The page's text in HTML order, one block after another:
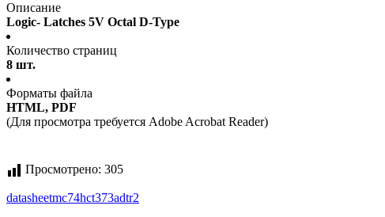
Описание
Logic- Latches 5V Octal D-Type
Количество страниц
8 шт.
Форматы файла
HTML, PDF
(Для просмотра требуется Adobe Acrobat Reader)
Просмотрено: 305
datasheetmc74hct373adtr2